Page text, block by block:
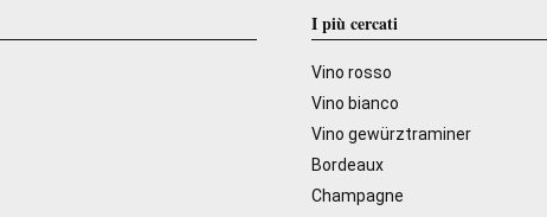
I più cercati
Vino rosso
Vino bianco
Vino gewürztraminer
Bordeaux
Champagne